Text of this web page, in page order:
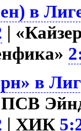
в
|
в
| ХИК